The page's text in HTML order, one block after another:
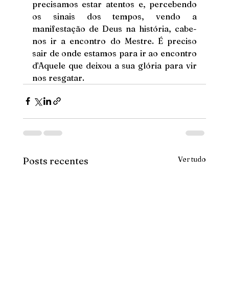
precisamos estar atentos e, percebendo
os sinais dos tempos, vendo a
manifestação de Deus na história, cabe-
nos ir a encontro do Mestre. É preciso
sair de onde estamos para ir ao encontro
d’Aquele que deixou a sua glória para vir
nos resgatar.
Posts recentes Ver tudo